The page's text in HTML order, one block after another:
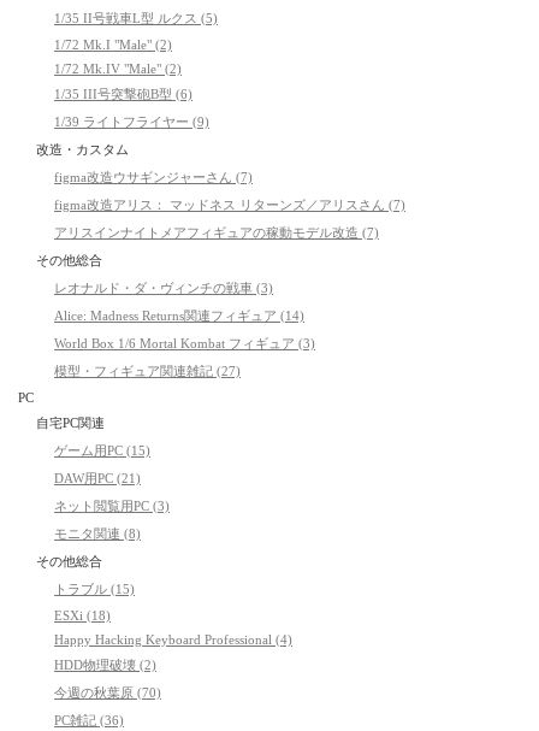
1/35 II号戦車L型 ルクス (5)
1/72 Mk.I "Male" (2)
1/72 Mk.IV "Male" (2)
1/35 III号突撃砲B型 (6)
1/39 ライトフライヤー (9)
改造・カスタム
figma改造ウサギンジャーさん (7)
figma改造アリス： マッドネス リターンズ／アリスさん (7)
アリスインナイトメアフィギュアの稼動モデル改造 (7)
その他総合
レオナルド・ダ・ヴィンチの戦車 (3)
Alice: Madness Returns関連フィギュア (14)
World Box 1/6 Mortal Kombat フィギュア (3)
模型・フィギュア関連雑記 (27)
PC
自宅PC関連
ゲーム用PC (15)
DAW用PC (21)
ネット閲覧用PC (3)
モニタ関連 (8)
その他総合
トラブル (15)
ESXi (18)
Happy Hacking Keyboard Professional (4)
HDD物理破壊 (2)
今週の秋葉原 (70)
PC雑記 (36)